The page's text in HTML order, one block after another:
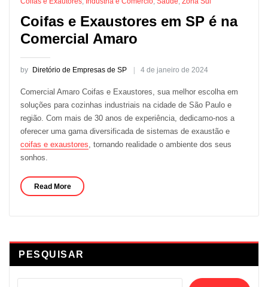
Coifas e Exaustores em SP é na
Comercial Amaro
by Diretório de Empresas de SP 4 de janeiro de 2024
Comercial Amaro Coifas e Exaustores, sua melhor escolha em
soluções para cozinhas industriais na cidade de São Paulo e
região. Com mais de 30 anos de experiência, dedicamo-nos a
oferecer uma gama diversificada de sistemas de exaustão e
coifas e exaustores , tornando realidade o ambiente dos seus
sonhos.
Read More
PESQUISAR